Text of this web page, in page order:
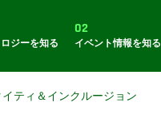
ジーを知る
02
イベント情報を知る
ティ＆インクルージョン